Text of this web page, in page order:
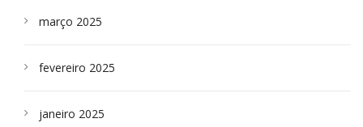
março 2025
fevereiro 2025
janeiro 2025